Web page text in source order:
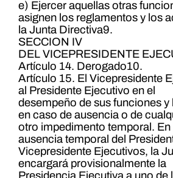
e) Ejercer aquellas otras
asignen los reglamentos y los
la Junta Directiva9.
SECCION IV
DEL VICEPRESIDENTE
Artículo 14. Derogado10.
Artículo 15. El Vicepresidente
al Presidente Ejecutivo en el
desempeño de sus funciones y
en caso de ausencia o de
otro impedimento temporal. En
ausencia temporal del
Vicepresidente Ejecutivos, la
encargará provisionalmente la